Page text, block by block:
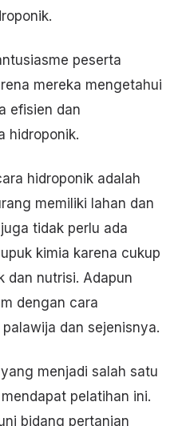
peserta
mereka mengetahui
efisien dan
hidroponik.
hidroponik adalah
memiliki lahan dan
tidak perlu ada
kimia karena cukup
dan nutrisi. Adapun
dengan cara
dan sejenisnya.
menjadi salah satu
pelatihan ini.
bidang pertanian